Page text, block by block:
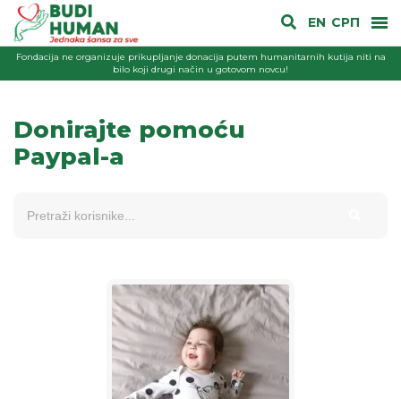
EN СРП
Fondacija ne organizuje prikupljanje donacija putem humanitarnih kutija niti na
bilo koji drugi način u gotovom novcu!
Donirajte pomoću
Paypal-a